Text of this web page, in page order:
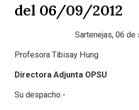
del 06/09/2012
Sartenejas, 06
Profesora Tibisay Hung
Directora Adjunta OPSU
Su despacho.-